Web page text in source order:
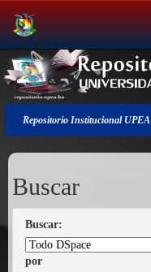
Salir
de
la
navegación
Repositorio Institucional UPEA
Buscar
Buscar:
por